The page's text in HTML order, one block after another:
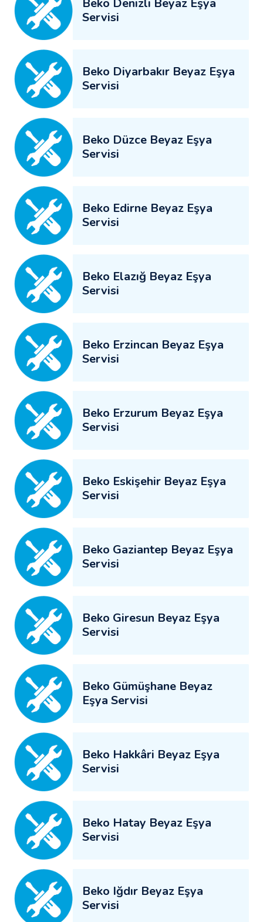
Servisi
Beko Diyarbakır Beyaz Eşya
Servisi
Beko Düzce Beyaz Eşya
Servisi
Beko Edirne Beyaz Eşya
Servisi
Beko Elazığ Beyaz Eşya
Servisi
Beko Erzincan Beyaz Eşya
Servisi
Beko Erzurum Beyaz Eşya
Servisi
Beko Eskişehir Beyaz Eşya
Servisi
Beko Gaziantep Beyaz Eşya
Servisi
Beko Giresun Beyaz Eşya
Servisi
Beko Gümüşhane Beyaz
Eşya Servisi
Beko Hakkâri Beyaz Eşya
Servisi
Beko Hatay Beyaz Eşya
Servisi
Beko Iğdır Beyaz Eşya
Servisi